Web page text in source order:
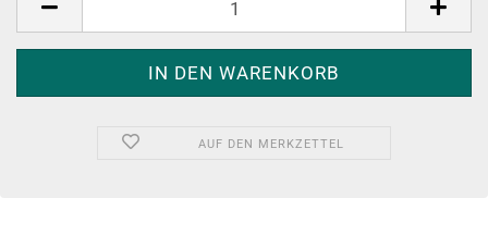
AUF DEN MERKZETTEL